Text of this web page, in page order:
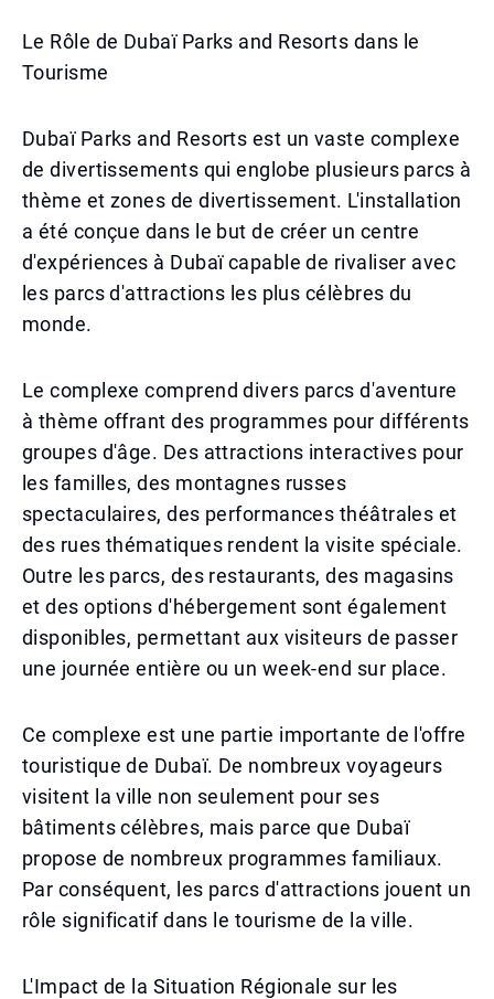
Le Rôle de Dubaï Parks and Resorts dans le
Tourisme
Dubaï Parks and Resorts est un vaste complexe
de divertissements qui englobe plusieurs parcs à
thème et zones de divertissement. L'installation
a été conçue dans le but de créer un centre
d'expériences à Dubaï capable de rivaliser avec
les parcs d'attractions les plus célèbres du
monde.
Le complexe comprend divers parcs d'aventure
à thème offrant des programmes pour différents
groupes d'âge. Des attractions interactives pour
les familles, des montagnes russes
spectaculaires, des performances théâtrales et
des rues thématiques rendent la visite spéciale.
Outre les parcs, des restaurants, des magasins
et des options d'hébergement sont également
disponibles, permettant aux visiteurs de passer
une journée entière ou un week-end sur place.
Ce complexe est une partie importante de l'offre
touristique de Dubaï. De nombreux voyageurs
visitent la ville non seulement pour ses
bâtiments célèbres, mais parce que Dubaï
propose de nombreux programmes familiaux.
Par conséquent, les parcs d'attractions jouent un
rôle significatif dans le tourisme de la ville.
L'Impact de la Situation Régionale sur les